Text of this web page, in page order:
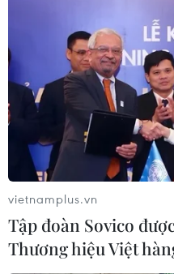
vietnamplus.vn
Tập đoàn Sovico
Thương hiệu Việt